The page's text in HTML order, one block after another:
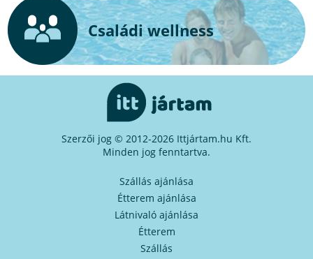
Családi wellness
Szerzői jog © 2012-2026 Ittjártam.hu Kft.
Minden jog fenntartva.
Szállás ajánlása
Étterem ajánlása
Látnivaló ajánlása
Étterem
Szállás